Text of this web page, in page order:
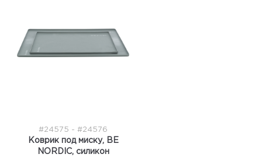
#24575 - #24576
Коврик под миску, BE
NORDIC, силикон